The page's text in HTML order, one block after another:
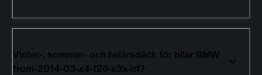
Vinter-, sommar- och helårsdäck för bilar BMW
from-2014-03-x4-f26-x3x-n1?